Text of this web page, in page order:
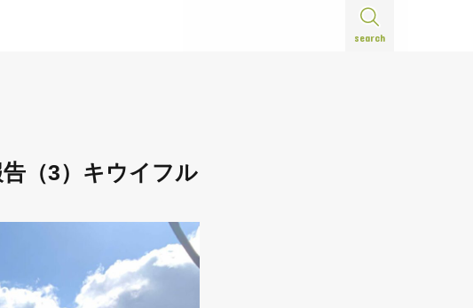
search
（3）キウイフル